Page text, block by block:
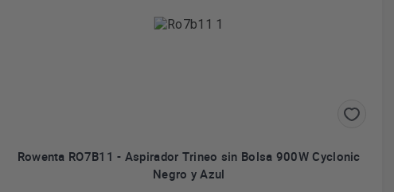
Rowenta RO7B11 - Aspirador Trineo sin Bolsa 900W Cyclonic
Negro y Azul